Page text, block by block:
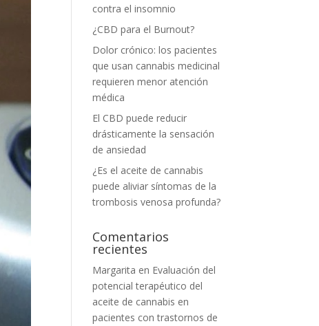
contra el insomnio
¿CBD para el Burnout?
Dolor crónico: los pacientes
que usan cannabis medicinal
requieren menor atención
médica
El CBD puede reducir
drásticamente la sensación
de ansiedad
¿Es el aceite de cannabis
puede aliviar síntomas de la
trombosis venosa profunda?
Comentarios
recientes
Margarita en Evaluación del
potencial terapéutico del
aceite de cannabis en
pacientes con trastornos de